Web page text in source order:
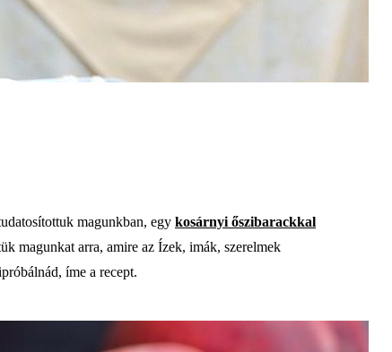
magunkban, egy kosárnyi őszibarackkal
magunkat arra, amire az Ízek, imák, szerelmek
íme a recept.